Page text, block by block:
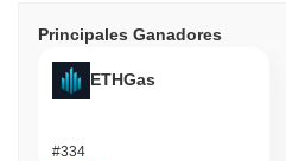
Principales Ganadores
ETHGas
#334